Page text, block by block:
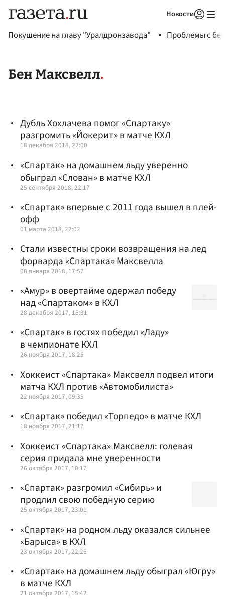
Новости
Покушение на главу "Уралдронзавода" Проблемы с
Бен Максвелл
Дубль Хохлачева помог «Спартаку»
разгромить «Йокерит» в матче КХЛ
18 декабря 2018, 22:00
«Спартак» на домашнем льду уверенно
обыграл «Слован» в матче КХЛ
25 сентября 2018, 22:17
«Спартак» впервые с 2011 года вышел в плей-
офф
01 марта 2018, 22:02
Стали известны сроки возвращения на лед
форварда «Спартака» Максвелла
08 января 2018, 17:57
«Амур» в овертайме одержал победу
над «Спартаком» в КХЛ
28 декабря 2017, 15:31
«Спартак» в гостях победил «Ладу»
в чемпионате КХЛ
26 ноября 2017, 18:25
Хоккеист «Спартака» Максвелл подвел итоги
матча КХЛ против «Автомобилиста»
22 ноября 2017, 09:35
«Спартак» победил «Торпедо» в матче КХЛ
18 ноября 2017, 21:17
Хоккеист «Спартака» Максвелл: голевая
серия придала мне уверенности
26 октября 2017, 10:17
«Спартак» разгромил «Сибирь» и
продлил свою победную серию
25 октября 2017, 23:01
«Спартак» на родном льду оказался сильнее
«Барыса» в КХЛ
23 октября 2017, 22:26
«Спартак» на домашнем льду обыграл «Югру»
в матче КХЛ
21 октября 2017, 15:42